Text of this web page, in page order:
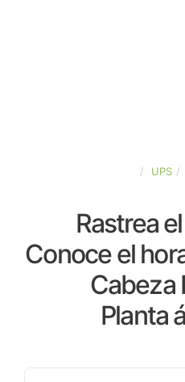
UPS
Rastrea
Conoce el
Cabeza
Planta